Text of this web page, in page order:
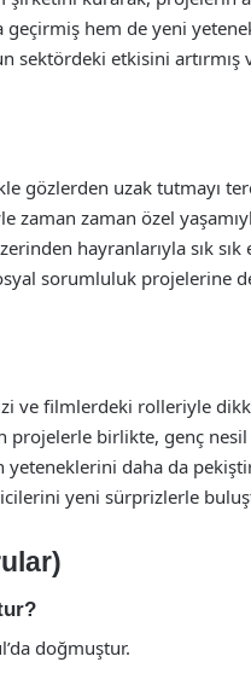
hem de yeni
sektördeki etkisini
gözlerden uzak tutmayı
zaman zaman özel
hayranlarıyla sık
sorumluluk projelerine
ve filmlerdeki rolleriyle
birlikte, genç nesil
daha da
yeni sürprizlerle
doğmuştur.